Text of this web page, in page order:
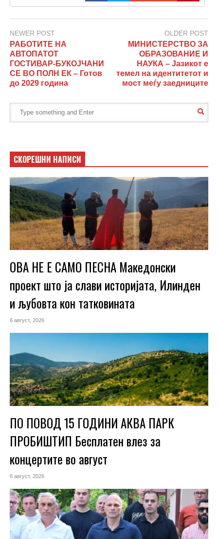
NEWER POST
РАБОТИТЕ НА
АВТОПАТОТ
ГОСТИВАР-БУКОЈЧАНИ
СЕ ВО ПОЛН ЕК – Готов
до 2029 година
OLDER POST
МИНИСТЕРСТВО ЗА
ОБРАЗОВАНИЕ И
НАУКА – Јазикот е
темел на идентитетот и
мост меѓу заедниците
СКОРЕШНИ НАПИСИ
ОВА НЕ Е САМО ПЕСНА Македонски
проект што ја слави историјата, Илинден
и љубовта кон татковината
6 август, 2026
ПО ПОВОД 15 ГОДИНИ АКВА ПАРК
ПРОБИШТИП Бесплатен влез за
концертите во август
6 август, 2026